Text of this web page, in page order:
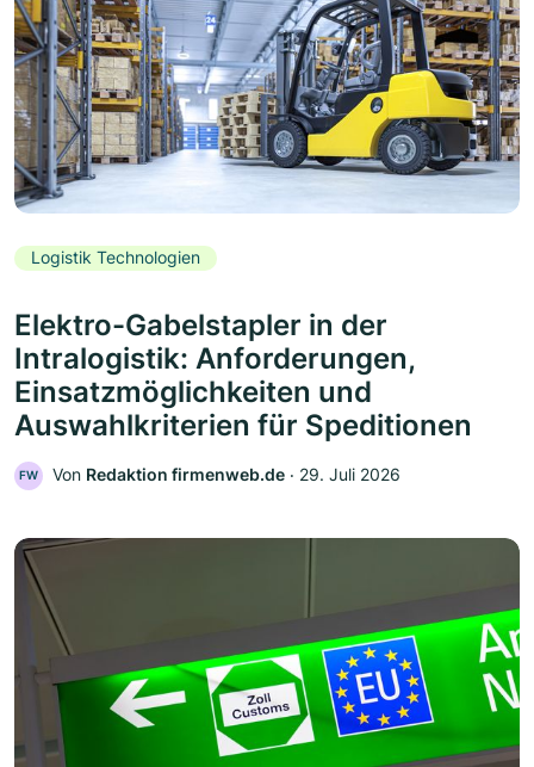
Logistik Technologien
Elektro-Gabelstapler in der
Intralogistik: Anforderungen,
Einsatzmöglichkeiten und
Auswahlkriterien für Speditionen
FW Von Redaktion firmenweb.de ‧ 29. Juli 2026